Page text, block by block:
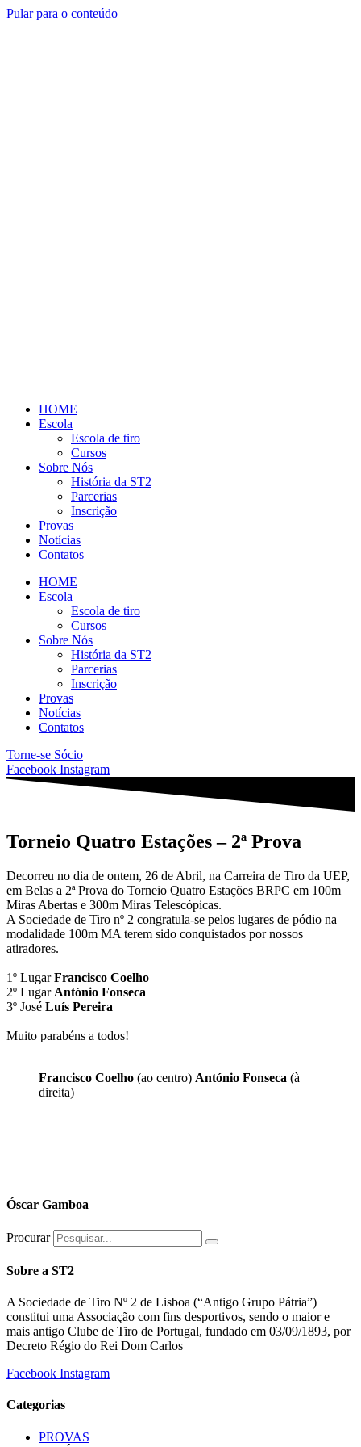
Pular para o conteúdo
HOME
Escola
Escola de tiro
Cursos
Sobre Nós
História da ST2
Parcerias
Inscrição
Provas
Notícias
Contatos
HOME
Escola
Escola de tiro
Cursos
Sobre Nós
História da ST2
Parcerias
Inscrição
Provas
Notícias
Contatos
Torne-se Sócio
Facebook Instagram
Torneio Quatro Estações – 2ª Prova
Decorreu no dia de ontem, 26 de Abril, na Carreira de Tiro da UEP,
em Belas a 2ª Prova do Torneio Quatro Estações BRPC em 100m
Miras Abertas e 300m Miras Telescópicas.
A Sociedade de Tiro nº 2 congratula-se pelos lugares de pódio na
modalidade 100m MA terem sido conquistados por nossos
atiradores.
1º LugarFrancisco Coelho
2º Lugar António Fonseca
3º José Luís Pereira
Muito parabéns a todos!
Francisco Coelho (ao centro) António Fonseca (à
direita)
Óscar Gamboa
Procurar
Sobre a ST2
A Sociedade de Tiro Nº 2 de Lisboa (“Antigo Grupo Pátria”)
constitui uma Associação com fins desportivos, sendo o maior e
mais antigo Clube de Tiro de Portugal, fundado em 03/09/1893, por
Decreto Régio do Rei Dom Carlos
Facebook Instagram
Categorias
PROVAS